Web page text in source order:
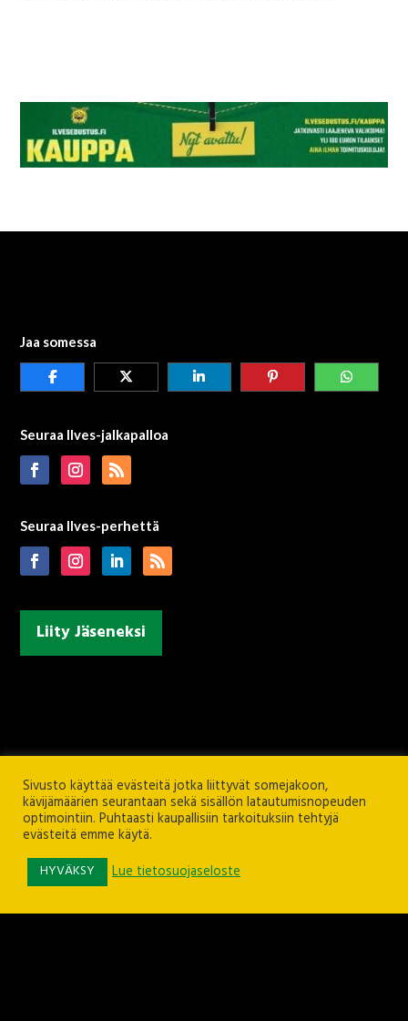
Jaa somessa
Seuraa Ilves-jalkapalloa
Seuraa Ilves-perhettä
Liity Jäseneksi
Sivusto käyttää evästeitä jotka liittyvät somejakoon,
kävijämäärien seurantaan sekä sisällön latautumisnopeuden
optimointiin. Puhtaasti kaupallisiin tarkoituksiin tehtyjä
evästeitä emme käytä.
HYVÄKSY
Lue tietosuojaseloste